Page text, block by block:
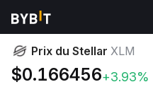
Prix des cryptos
Prix du Stellar XLM
$0.166456+3.93%